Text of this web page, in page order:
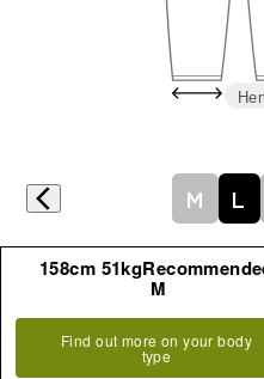
詳細はこ
M L
158cm
M
Find out more on your body
type